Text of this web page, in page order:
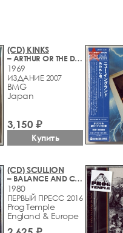
(CD) KINKS
– ARTHUR OR THE DECLINE AND FALL OF THE BRITISH EMPIRE
1969
ИЗДАНИЕ 2007
BMG
Japan
3,150 ₽
Купить
(CD) SCULLION
– BALANCE AND CONTROL
1980
ПЕРВЫЙ ПРЕСС 2016
Prog Temple
England & Europe